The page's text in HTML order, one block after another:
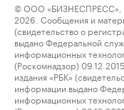
© ООО «БИЗНЕСПРЕСС»,
2026. Сообщения и
(свидетельство о
выдано Федеральной
информационных
(Роскомнадзор)
издания «РБК»
информации выдано
информационных